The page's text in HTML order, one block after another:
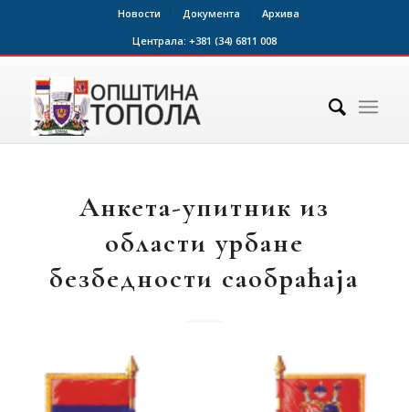
Новости Документа
Архива
Централа: +381 (34) 6811 008
Анкета-упитник из
области урбане
безбедности саобраћаја